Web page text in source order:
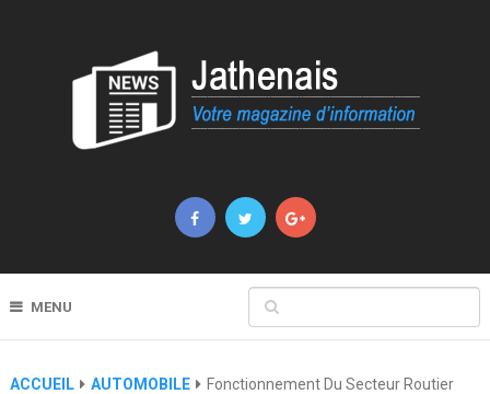
MENU
ACCUEIL AUTOMOBILE Fonctionnement Du Secteur Routier